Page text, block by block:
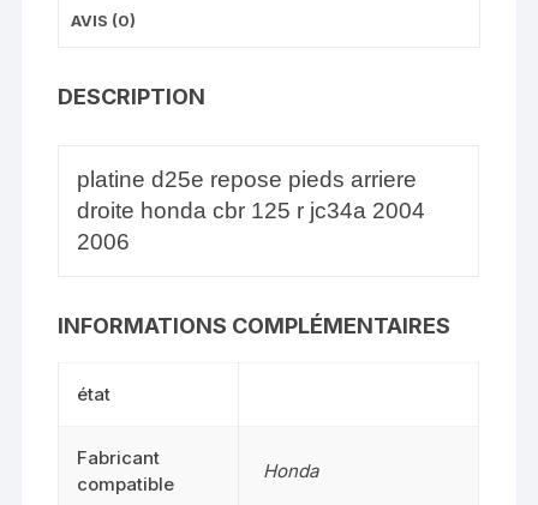
AVIS (0)
DESCRIPTION
platine d25e repose pieds arriere
droite honda cbr 125 r jc34a 2004
2006
INFORMATIONS COMPLÉMENTAIRES
état
Fabricant
compatible
Honda